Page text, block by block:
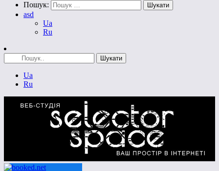
Пошук:
asd
Ua
Ru
Ua
Ru